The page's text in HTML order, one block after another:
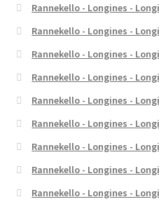
Rannekello - Longines -
Rannekello - Longines -
Rannekello - Longines -
Rannekello - Longines -
Rannekello - Longines -
Rannekello - Longines -
Rannekello - Longines -
Rannekello - Longines -
Rannekello - Longines -